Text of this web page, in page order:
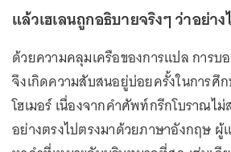
แล้วเฮเลนถูกอธิบายจริงๆ ว่าอย่าง
ด้วยความคลุมเครือของการแปล การบ
จึงเกิดความสับสนอยู่บ่อยครั้งในการศึ
โฮเมอร์ เนื่องจากคำศัพท์กรีกโบราณไ
อย่างตรงไปตรงมาด้วยภาษาอังกฤษ